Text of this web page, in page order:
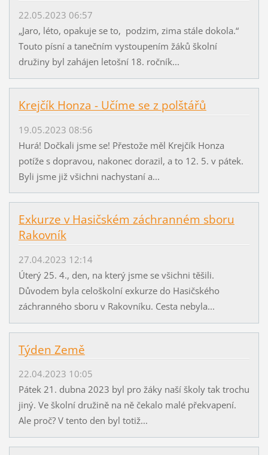
22.05.2023 06:57
„Jaro, léto, opakuje se to, podzim, zima stále dokola.“
Touto písní a tanečním vystoupením žáků školní
družiny byl zahájen letošní 18. ročník...
Krejčík Honza - Učíme se z polštářů
19.05.2023 08:56
Hurá! Dočkali jsme se! Přestože měl Krejčík Honza
potíže s dopravou, nakonec dorazil, a to 12. 5. v pátek.
Byli jsme již všichni nachystaní a...
Exkurze v Hasičském záchranném sboru
Rakovník
27.04.2023 12:14
Úterý 25. 4., den, na který jsme se všichni těšili.
Důvodem byla celoškolní exkurze do Hasičského
záchranného sboru v Rakovníku. Cesta nebyla...
Týden Země
22.04.2023 10:05
Pátek 21. dubna 2023 byl pro žáky naší školy tak trochu
jiný. Ve školní družině na ně čekalo malé překvapení.
Ale proč? V tento den byl totiž...